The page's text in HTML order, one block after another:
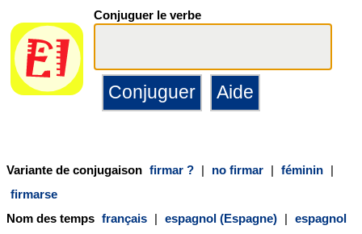
Conjuguer le verbe
Variante de conjugaison firmar ? | no firmar | féminin |
firmarse
Nom des temps français | espagnol (Espagne) | espagnol